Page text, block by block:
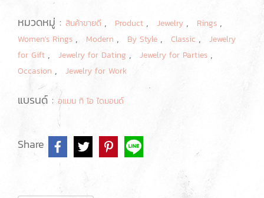
หมวดหมู่ : สินค้าขายดี , Product , Jewelry , Rings ,
Women's Rings , Modern , By Style , Classic ,
Jewelry
for Gift , Jewelry for Dating , Jewelry for Parties ,
Occasion , Jewelry for Work
แบรนด์ : อแมน ทิ โอ ไดมอนด์
Share